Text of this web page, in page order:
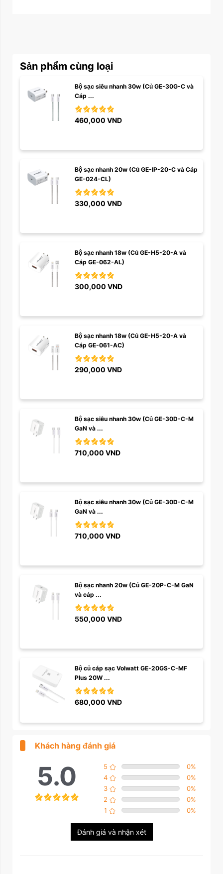
Sản phẩm cùng loại
Bộ sạc siêu nhanh 30w (Củ GE-30G-C và
Cáp ...
460,000 VND
Bộ sạc nhanh 20w (Củ GE-IP-20-C và Cáp
GE-024-CL)
330,000 VND
Bộ sạc nhanh 18w (Củ GE-H5-20-A và
Cáp GE-062-AL)
300,000 VND
Bộ sạc nhanh 18w (Củ GE-H5-20-A và
Cáp GE-061-AC)
290,000 VND
Bộ sạc siêu nhanh 30w (Củ GE-30D-C-M
GaN và ...
710,000 VND
Bộ sạc siêu nhanh 30w (Củ GE-30D-C-M
GaN và ...
710,000 VND
Bộ sạc nhanh 20w (Củ GE-20P-C-M GaN
và cáp ...
550,000 VND
Bộ củ cáp sạc Volwatt GE-20GS-C-MF
Plus 20W ...
680,000 VND
Khách hàng đánh giá
5.0 5 0%
4
0%
3
0%
2
0%
1
0%
Đánh giá và nhận xét